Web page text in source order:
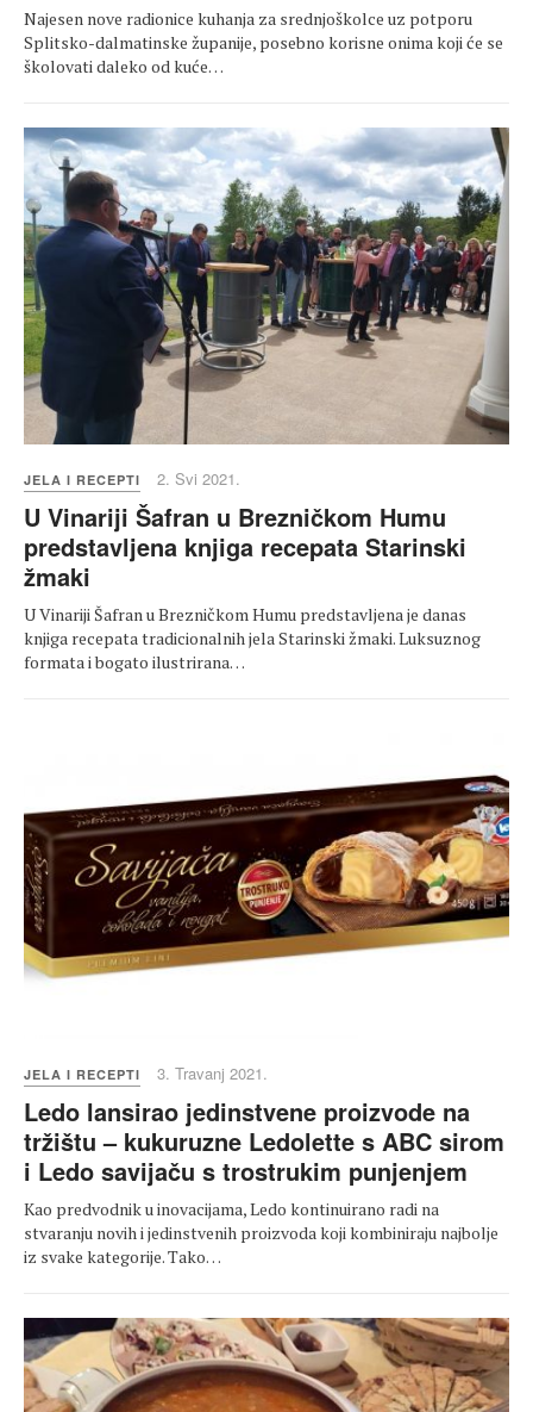
Najesen nove radionice kuhanja za srednjoškolce uz potporu
Splitsko-dalmatinske županije, posebno korisne onima koji će se
školovati daleko od kuće…
JELA I RECEPTI 2. Svi 2021.
U Vinariji Šafran u Brezničkom Humu
predstavljena knjiga recepata Starinski
žmaki
U Vinariji Šafran u Brezničkom Humu predstavljena je danas
knjiga recepata tradicionalnih jela Starinski žmaki. Luksuznog
formata i bogato ilustrirana…
JELA I RECEPTI 3. Travanj 2021.
Ledo lansirao jedinstvene proizvode na
tržištu – kukuruzne Ledolette s ABC sirom
i Ledo savijaču s trostrukim punjenjem
Kao predvodnik u inovacijama, Ledo kontinuirano radi na
stvaranju novih i jedinstvenih proizvoda koji kombiniraju najbolje
iz svake kategorije. Tako…